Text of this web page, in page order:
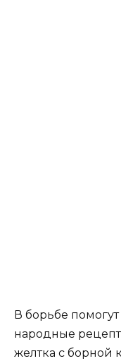
В борьбе
народные
желтка с борной